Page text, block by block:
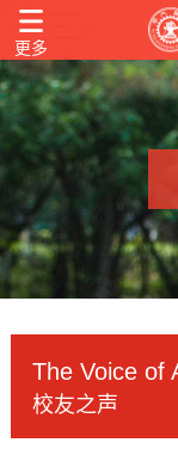
更多
The Voice of
校友之声